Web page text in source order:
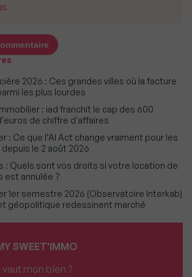
2026 : Ces grandes villes où la facture
les plus lourdes
: iad franchit le cap des 600
de chiffre d'affaires
: Ce que l’AI Act change vraiment pour les
le 2 août 2026
: Quels sont vos droits si votre location de
est annulée ?
1er semestre 2026 (Observatoire Interkab)
géopolitique redessinent marché
SWEET'IMMO
mon bien ?